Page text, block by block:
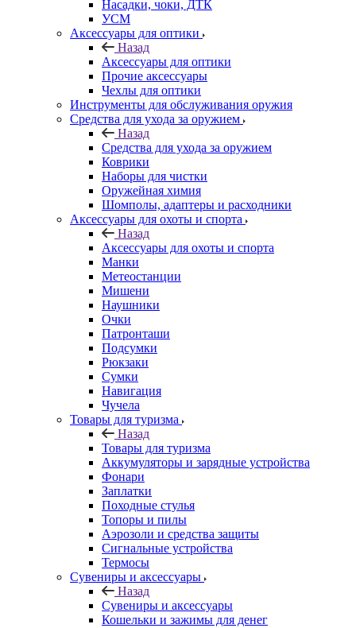
Насадки, чоки, ДТК
УСМ
Аксессуары для оптики
Назад
Аксессуары для оптики
Прочие аксессуары
Чехлы для оптики
Инструменты для обслуживания оружия
Средства для ухода за оружием
Назад
Средства для ухода за оружием
Коврики
Наборы для чистки
Оружейная химия
Шомполы, адаптеры и расходники
Аксессуары для охоты и спорта
Назад
Аксессуары для охоты и спорта
Манки
Метеостанции
Мишени
Наушники
Очки
Патронташи
Подсумки
Рюкзаки
Сумки
Навигация
Чучела
Товары для туризма
Назад
Товары для туризма
Аккумуляторы и зарядные устройства
Фонари
Заплатки
Походные стулья
Топоры и пилы
Аэрозоли и средства защиты
Сигнальные устройства
Термосы
Сувениры и аксессуары
Назад
Сувениры и аксессуары
Кошельки и зажимы для денег